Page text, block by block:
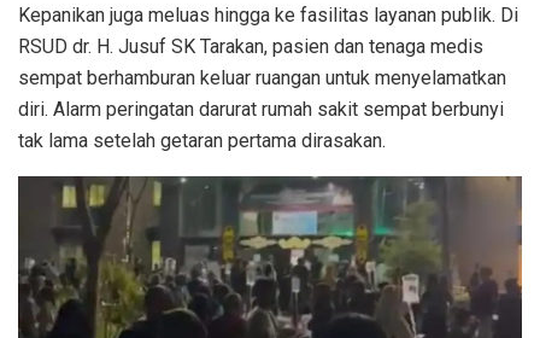
Kepanikan juga meluas hingga ke fasilitas layanan publik. Di
RSUD dr. H. Jusuf SK Tarakan, pasien dan tenaga medis
sempat berhamburan keluar ruangan untuk menyelamatkan
diri. Alarm peringatan darurat rumah sakit sempat berbunyi
tak lama setelah getaran pertama dirasakan.